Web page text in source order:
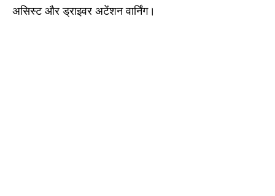
असिस्ट और ड्राइवर अटेंशन वार्निंग।